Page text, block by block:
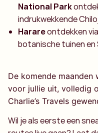
National Park
indrukwekkende
Harareontdekken
botanische tuinen en
De komende maanden
voor jullie uit, volledig
Charlie’s Travels
Wil je als eerste een